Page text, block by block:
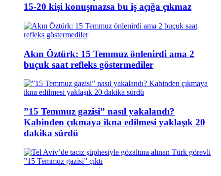
15-20 kişi konuşmazsa bu iş açığa çıkmaz
Akın Öztürk: 15 Temmuz önlenirdi ama 2
buçuk saat refleks göstermediler
”15 Temmuz gazisi” nasıl yakalandı?
Kabinden çıkmaya ikna edilmesi yaklaşık 20
dakika sürdü